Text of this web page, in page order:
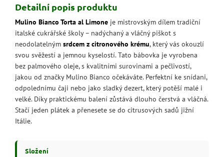
Detailní popis produktu
Mulino Bianco Torta al Limone je mistrovským dílem tradiční
italské cukrářské školy – nadýchaný a vláčný piškot s
neodolatelným srdcem z citronového krému, který vás okouzlí
svou svěžestí a jemnou kyselostí. Tato bábovka je vyrobena
bez palmového oleje, s kvalitními surovinami a pečlivostí,
jakou od značky Mulino Bianco očekáváte. Perfektní ke snídani,
odpolednímu čaji nebo jako sladký dezert, který potěší malé i
velké. Díky praktickému balení zůstává dlouho čerstvá a vláčná.
Stačí jeden plátek a přenesete se do citrusových sadů jižní
Itálie.
Složení